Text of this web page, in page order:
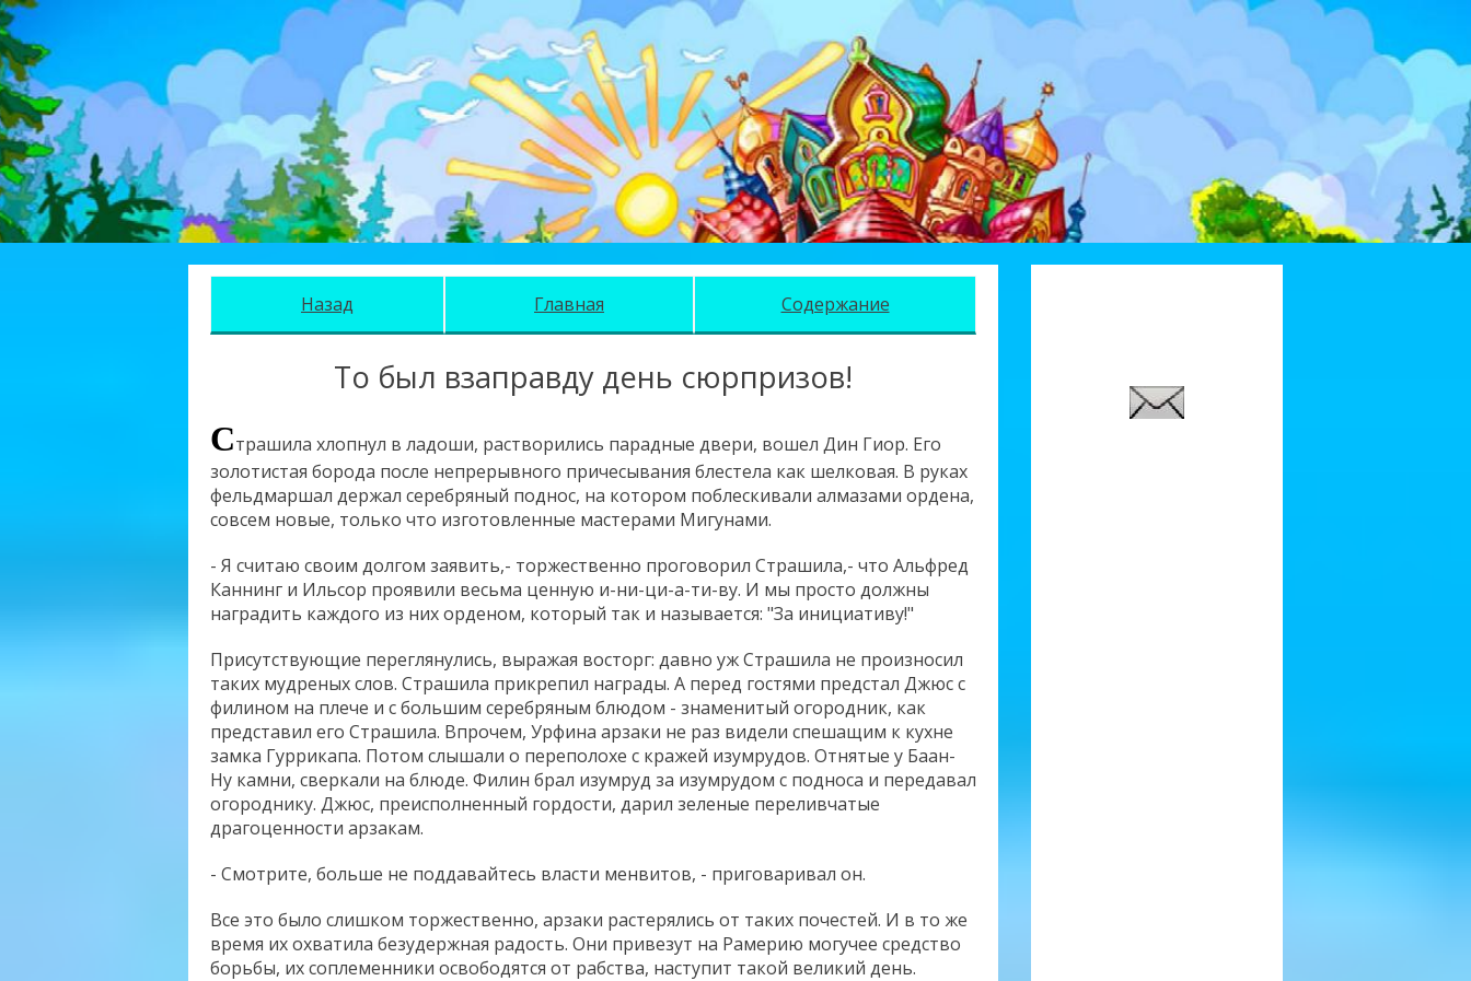
Назад Главная Содержание
То был взаправду день сюрпризов!
Cтрашила хлопнул в ладоши, растворились парадные двери, вошел Дин Гиор. Его
золотистая борода после непрерывного причесывания блестела как шелковая. В руках
фельдмаршал держал серебряный поднос, на котором поблескивали алмазами ордена,
совсем новые, только что изготовленные мастерами Мигунами.
- Я считаю своим долгом заявить,- торжественно проговорил Страшила,- что Альфред
Каннинг и Ильсор проявили весьма ценную и-ни-ци-а-ти-ву. И мы просто должны
наградить каждого из них орденом, который так и называется: "За инициативу!"
Присутствующие переглянулись, выражая восторг: давно уж Страшила не произносил
таких мудреных слов. Страшила прикрепил награды. А перед гостями предстал Джюс с
филином на плече и с большим серебряным блюдом - знаменитый огородник, как
представил его Страшила. Впрочем, Урфина арзаки не раз видели спешащим к кухне
замка Гуррикапа. Потом слышали о переполохе с кражей изумрудов. Oтнятые у Баан-
Ну камни, сверкали на блюде. Филин брал изумруд за изумрудом с подноса и передавал
огороднику. Джюс, преисполненный гордости, дарил зеленые переливчатые
драгоценности арзакам.
- Смотрите, больше не поддавайтесь власти менвитов, - приговаривал он.
Все это было слишком торжественно, арзаки растерялись от таких почестей. И в то же
время их охватила безудержная радость. Они привезут на Рамерию могучее средство
борьбы, их соплеменники освободятся от рабства, наступит такой великий день.